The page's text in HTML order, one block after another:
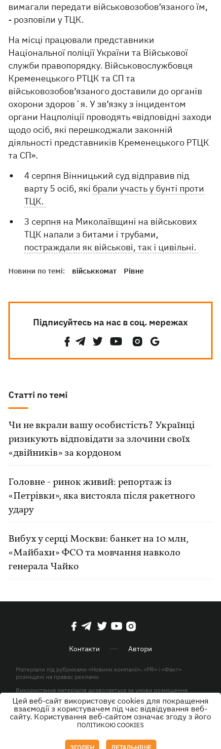
вимагали передати військовозобов’язаного їм,
- розповіли у ТЦК.
На місці працювали представники
Національної поліції України та Військової
служби правопорядку. Військовослужбовця
Кременецького РТЦК та СП та
військовозобов’язаного доставили до органів
охорони здоровʼя. У зв’язку з інцидентом
органи Нацполіції проводять «відповідні заходи
щодо осіб, які перешкоджали законній
діяльності представників Кременецького РТЦК
та СП».
4 серпня Вінницький суд відправив під
варту 5 осіб, які брали участь у бунті проти
ТЦК.
3 серпня на Миколаївщині на військових
ТЦК напали з битами і трубами,
постраждали як військові, так і цивільні.
Новини по темі: військкомат Рівне
Підписуйтесь на нас в соц. мережах
Статті по темі
Чи не вкрали вашу особистість? Українці
ризикують відповідати за злочини своїх
«двійників» за кордоном
Головне - ринок живий: репортаж із
«Петрівки», яка вистояла після ракетного
удару
Вибух у серці Москви: банкет на 10 млн,
«Майбахи» ФСО та мовчання навколо
генерала Чайко
Контакти Автори
Матеріали під рубриками «Новини компанії», «PR» і «Факт»
розміщені на правах реклами
Використання матеріалів дозволяється за умови розміщення
активного гіперпосилання на KP.UA в першому абзаці.
© ТОВ «ЮЛАВ МЕДІА» 2026. Всі права захищені.
Цей веб-сайт використовує cookies для покращення
взаємодії з користувачем під час відвідування веб-
сайту. Користування веб-сайтом означає згоду з його
ПОЛІТИКОЮ COOKIES